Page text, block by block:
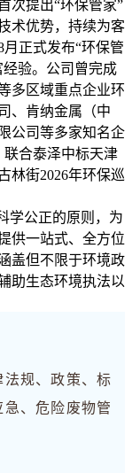
次提出“环保管家”
术优势，持续为客
正式发布“环保管
验。公司曾完成
多区域重点企业环
、肯纳金属（中
公司等多家知名企
联合泰泽中标天津
林街2026年环保巡
学公正的原则，为
供一站式、全方位
盖但不限于环境政
助生态环境执法以
规、政策、标
、 危险废物管